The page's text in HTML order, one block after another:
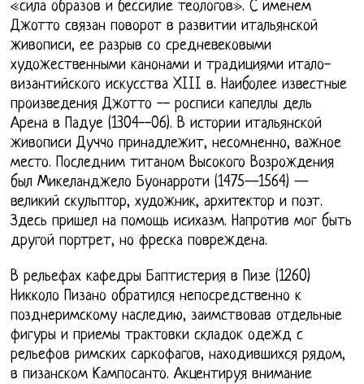
«сила образов и бессилие теологов». С именем
Джотто связан поворот в развитии итальянской
живописи, ее разрыв со средневековыми
художественными канонами и традициями итало-
византийского искусства XIII в. Наиболее известные
произведения Джотто -- росписи капеллы дель
Арена в Падуе (1304--06). В истории итальянской
живописи Дуччо принадлежит, несомненно, важное
место. Последним титаном Высокого Возрождения
был Микеланджело Буонарроти (1475—1564) —
великий скульптор, художник, архитектор и поэт.
Здесь пришел на помощь исихазм. Напротив мог быть
другой портрет, но фреска повреждена.
В рельефах кафедры Баптистерия в Пизе (1260)
Никколо Пизано обратился непосредственно к
позднеримскому наследию, заимствовав отдельные
фигуры и приемы трактовки складок одежд с
рельефов римских саркофагов, находившихся рядом,
в пизанском Кампосанто. Акцентируя внимание